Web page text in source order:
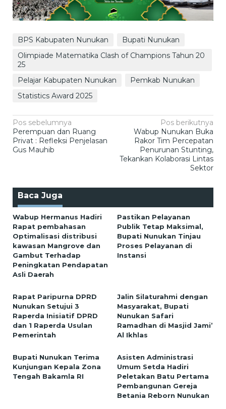
BPS Kabupaten Nunukan
Bupati Nunukan
Olimpiade Matematika Clash of Champions Tahun 20
25
Pelajar Kabupaten Nunukan
Pemkab Nunukan
Statistics Award 2025
Navigasi
pos
Pos sebelumnya
Perempuan dan Ruang
Privat : Refleksi Penjelasan
Gus Mauhib
Pos berikutnya
Wabup Nunukan Buka
Rakor Tim Percepatan
Penurunan Stunting,
Tekankan Kolaborasi Lintas
Sektor
Baca Juga
Wabup Hermanus Hadiri
Rapat pembahasan
Optimalisasi distribusi
kawasan Mangrove dan
Gambut Terhadap
Peningkatan Pendapatan
Asli Daerah
Pastikan Pelayanan
Publik Tetap Maksimal,
Bupati Nunukan Tinjau
Proses Pelayanan di
Instansi
Rapat Paripurna DPRD
Nunukan Setujui 3
Raperda Inisiatif DPRD
dan 1 Raperda Usulan
Pemerintah
Jalin Silaturahmi dengan
Masyarakat, Bupati
Nunukan Safari
Ramadhan di Masjid Jami’
Al Ikhlas
Bupati Nunukan Terima
Kunjungan Kepala Zona
Tengah Bakamla RI
Asisten Administrasi
Umum Setda Hadiri
Peletakan Batu Pertama
Pembangunan Gereja
Betania Reborn Nunukan